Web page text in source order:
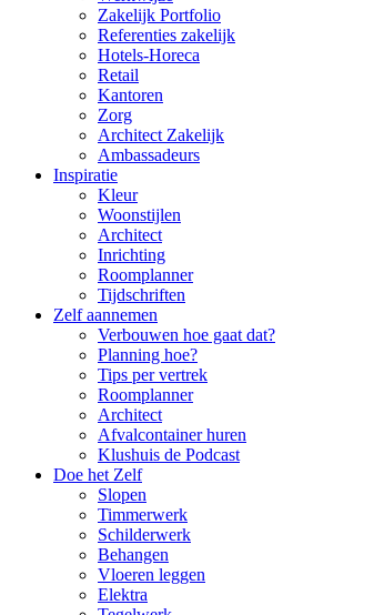
Zakelijk Portfolio
Referenties zakelijk
Hotels-Horeca
Retail
Kantoren
Zorg
Architect Zakelijk
Ambassadeurs
Inspiratie
Kleur
Woonstijlen
Architect
Inrichting
Roomplanner
Tijdschriften
Zelf aannemen
Verbouwen hoe gaat dat?
Planning hoe?
Tips per vertrek
Roomplanner
Architect
Afvalcontainer huren
Klushuis de Podcast
Doe het Zelf
Slopen
Timmerwerk
Schilderwerk
Behangen
Vloeren leggen
Elektra